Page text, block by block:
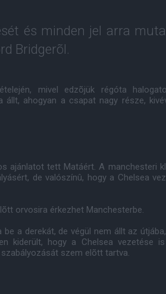
és minden jel arra
Bridgerõl.
mivel edzõjük régóta
ahogyan a csapat nagy része,
ajánlatot tett Matáért. A manchesteri
de valószínû, hogy a Chelsea
orvosira érkezhet Manchesterbe.
a derekát, de végül nem állt az
kiderült, hogy a Chelsea vezetése
szem elõtt tartva.